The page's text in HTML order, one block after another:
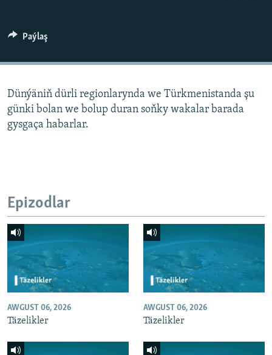
Paýlaş
Dünýäniň dürli regionlarynda we Türkmenistanda şu
günki bolan we bolup duran soňky wakalar barada
gysgaça habarlar.
Epizodlar
AWGUST 06, 2026
Täzelikler
AWGUST 06, 2026
Täzelikler